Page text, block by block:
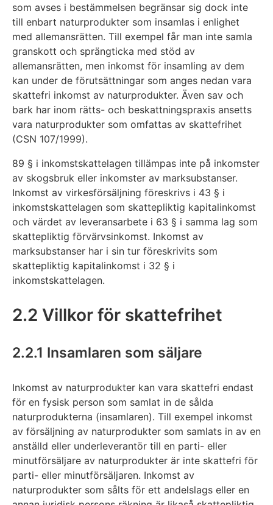
som avses i bestämmelsen begränsar sig dock inte
till enbart naturprodukter som insamlas i enlighet
med allemansrätten. Till exempel får man inte samla
granskott och sprängticka med stöd av
allemansrätten, men inkomst för insamling av dem
kan under de förutsättningar som anges nedan vara
skattefri inkomst av naturprodukter. Även sav och
bark har inom rätts- och beskattningspraxis ansetts
vara naturprodukter som omfattas av skattefrihet
(CSN 107/1999).
89 § i inkomstskattelagen tillämpas inte på inkomster
av skogsbruk eller inkomster av marksubstanser.
Inkomst av virkesförsäljning föreskrivs i 43 § i
inkomstskattelagen som skattepliktig kapitalinkomst
och värdet av leveransarbete i 63 § i samma lag som
skattepliktig förvärvsinkomst. Inkomst av
marksubstanser har i sin tur föreskrivits som
skattepliktig kapitalinkomst i 32 § i
inkomstskattelagen.
2.2 Villkor för skattefrihet
2.2.1 Insamlaren som säljare
Inkomst av naturprodukter kan vara skattefri endast
för en fysisk person som samlat in de sålda
naturprodukterna (insamlaren). Till exempel inkomst
av försäljning av naturprodukter som samlats in av en
anställd eller underleverantör till en parti- eller
minutförsäljare av naturprodukter är inte skattefri för
parti- eller minutförsäljaren. Inkomst av
naturprodukter som sålts för ett andelslags eller en